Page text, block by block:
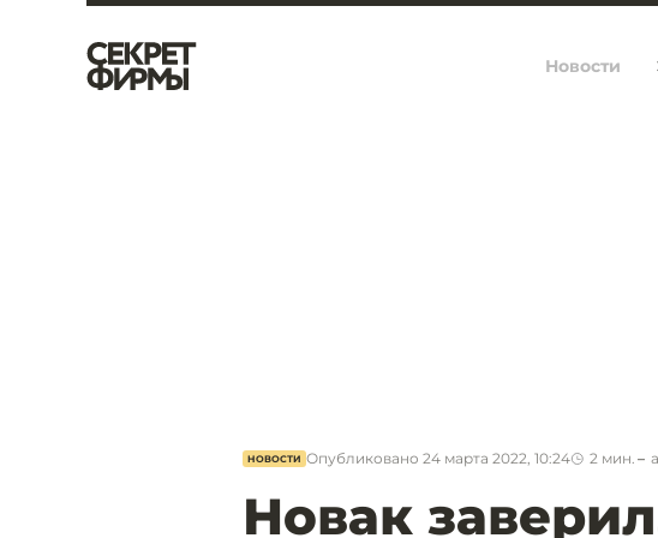
Новости
НОВОСТИ Опубликовано 24 марта 2022, 10:24 2 мин. a
Новак